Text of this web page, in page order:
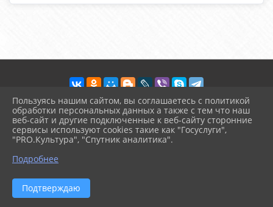
2026 г. arinika.ru
Вход
Карта сайта
Политика обработки персональных данных
Сделано на KubCMS
Разработка и поддержка
Пользуясь нашим сайтом, вы соглашаетесь с политикой
обработки персональных данных а также с тем что наш
веб-сайт и другие подключенные к веб-сайту сторонние
сервисы используют cookies такие как "Госуслуги",
"PRO.Культура", "Спутник аналитика".
Подробнее
Подтверждаю